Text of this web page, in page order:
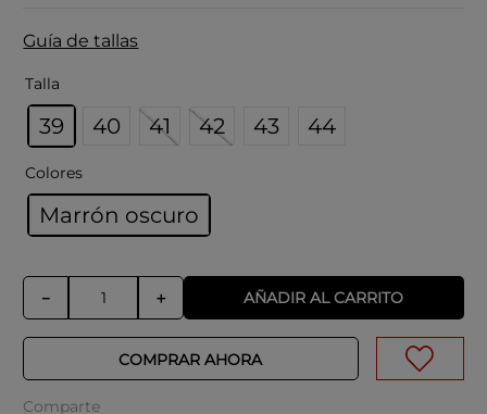
Guía de tallas
Talla
39 40 41 42 43 44
Colores
Marrón oscuro
＋
－ AÑADIR AL CARRITO
COMPRAR AHORA
Comparte